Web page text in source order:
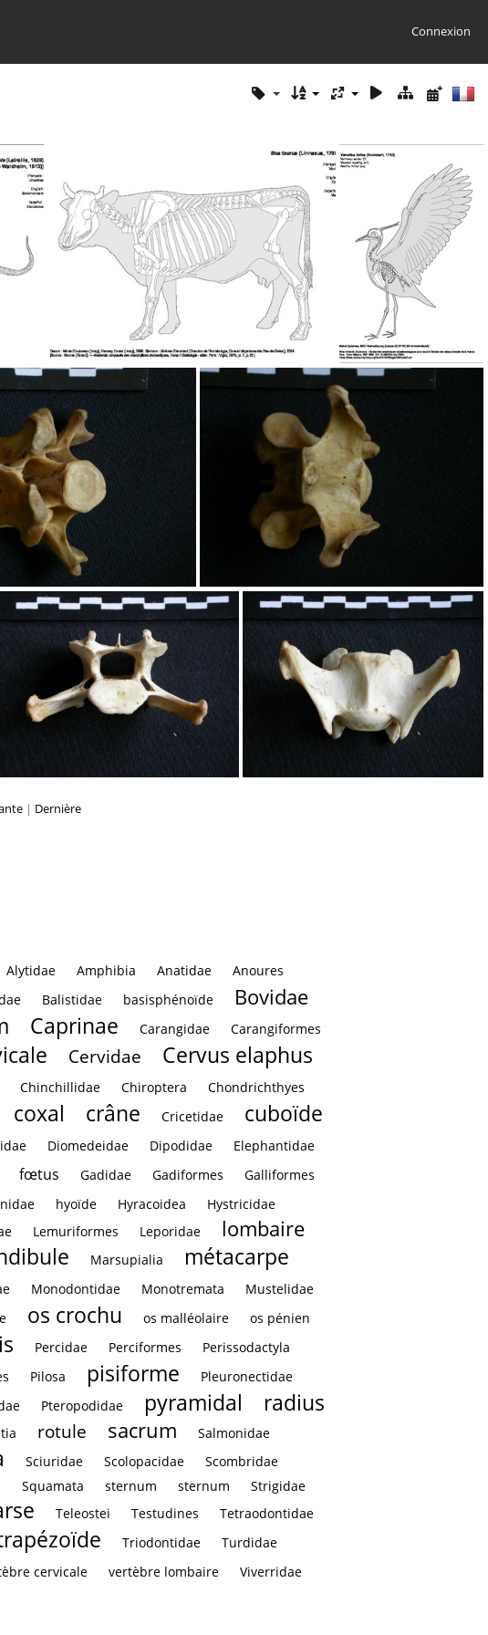
Connexion
Vache Vanneau soldat
Vertèbre cervicale Vertèbre cervicale
| Dernière
Alytidae Amphibia Anatidae
Anoures
Balistidae basisphénoïde Bovidae
Caprinae Carangidae Carangiformes
Cervidae Cervus elaphus
Chinchillidae Chiroptera
Chondrichthyes
coxal crâne Cricetidae
cuboïde
Diomedeidae Dipodidae
Elephantidae
fœtus Gadidae Gadiformes
Galliformes
hyoïde Hyracoidea
Hystricidae
Lemuriformes Leporidae lombaire
Marsupialia
métacarpe
Monodontidae Monotremata
Mustelidae
os crochu os malléolaire os pénien
Percidae Perciformes
Perissodactyla
Pilosa pisiforme
Pleuronectidae
Pteropodidae pyramidal radius
rotule sacrum
Salmonidae
Sciuridae Scolopacidae
Scombridae
Squamata sternum sternum
Strigidae
Teleostei Testudines
Tetraodontidae
Triodontidae
Turdidae
cervicale vertèbre lombaire Viverridae